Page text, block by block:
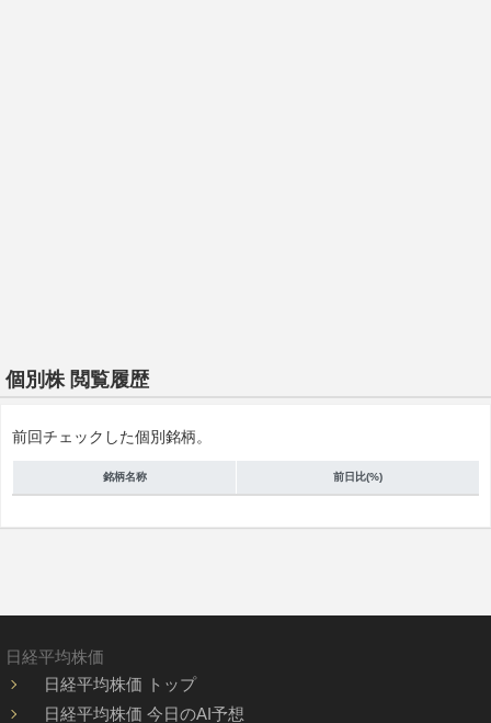
個別株 閲覧履歴
前回チェックした個別銘柄。
銘柄名称 前日比(%)
日経平均株価
日経平均株価 トップ
日経平均株価 今日のAI予想